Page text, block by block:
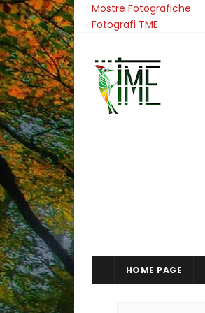
Mostre Fotografiche
Fotografi TME
HOME PAGE